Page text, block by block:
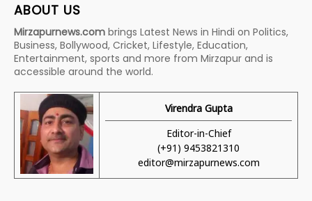
ABOUT US
Mirzapurnews.com brings Latest News in Hindi on Politics,
Business, Bollywood, Cricket, Lifestyle, Education,
Entertainment, sports and more from Mirzapur and is
accessible around the world.
Virendra Gupta
Editor-in-Chief
(+91) 9453821310
editor@mirzapurnews.com